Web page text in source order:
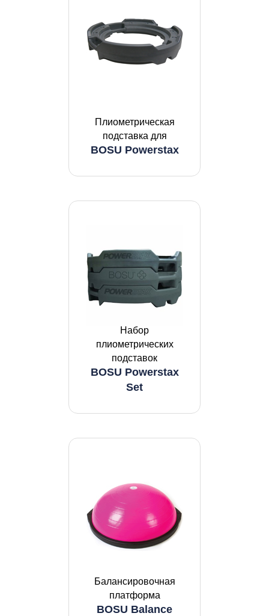
Плиометрическая
подставка для
BOSU Powerstax
Набор
плиометрических
подставок
BOSU Powerstax
Set
Балансировочная
платформа
BOSU Balance